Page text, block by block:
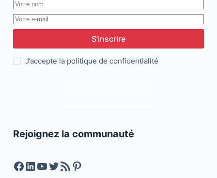
S’inscrire
J’accepte la politique de confidentialité
Rejoignez la communauté
Facebook
LinkedIn
YouTube
Twitter
Feed RSSPinterest